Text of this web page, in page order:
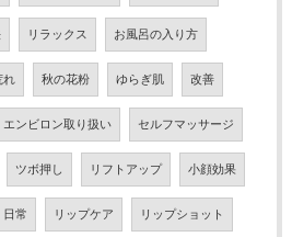
リラックス お風呂の入り方
れ 秋の花粉 ゆらぎ肌 改善
エンビロン取り扱い セルフマッサージ
ツボ押し リフトアップ 小顔効果
日常 リップケア リップショット